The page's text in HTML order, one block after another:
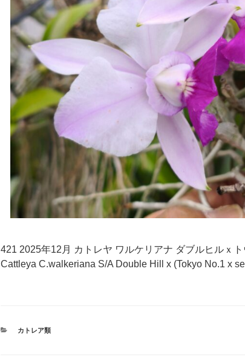
421 2025年12月 カトレヤ ワルケリアナ ダブルヒルｘ
Cattleya C.walkeriana S/A Double Hill x (Tokyo No.1 x
カ
カトレア類